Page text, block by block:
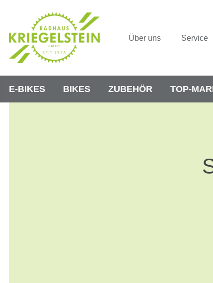
Über uns Service
E-BIKES BIKES ZUBEHÖR TOP-